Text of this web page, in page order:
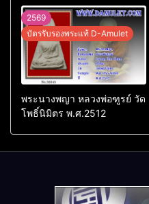
2569
บัตรรับรองพระแท้ D-Amulet
พระนางพญา หลวงพ่อฑูรย์ วัด
โพธิ์นิมิตร พ.ศ.2512